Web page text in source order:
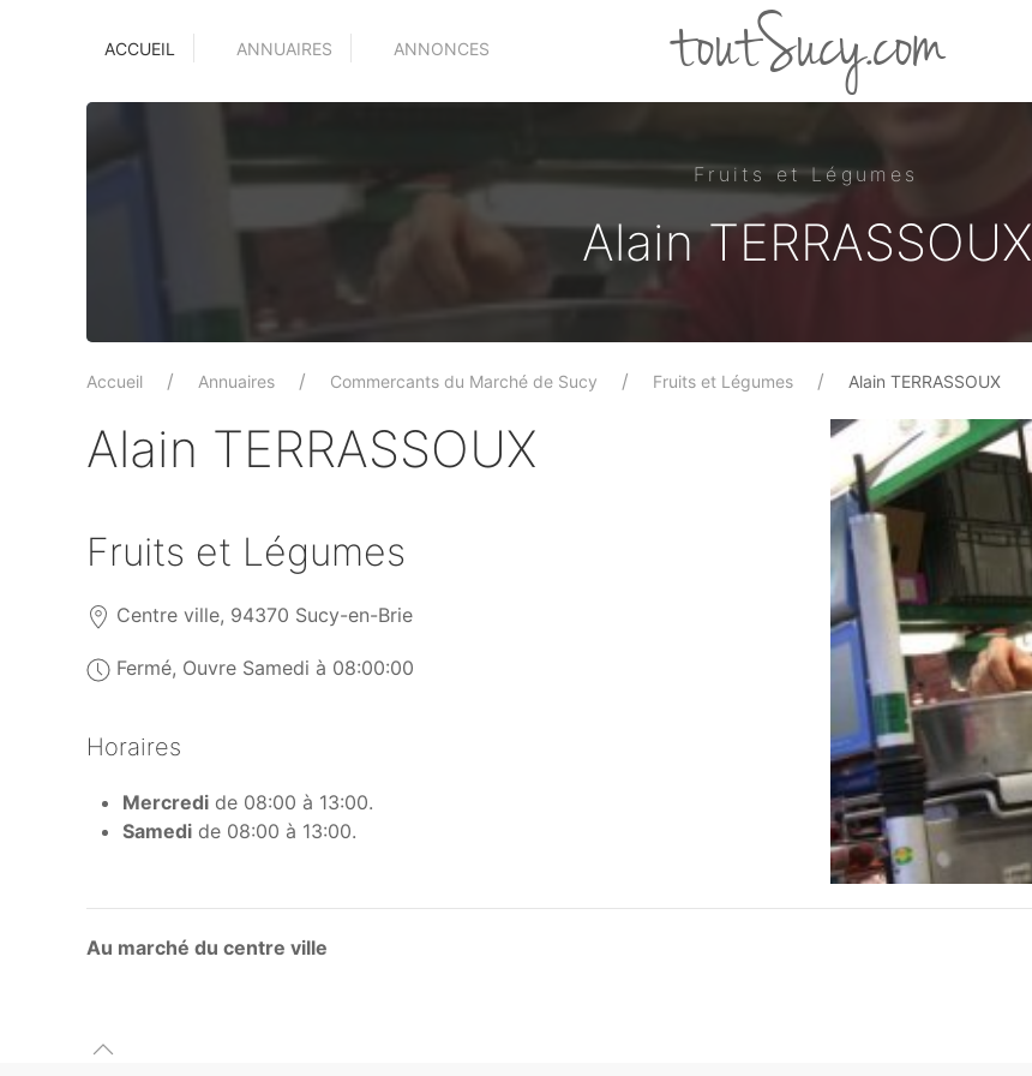
ACCUEIL ANNUAIRES ANNONCES toutSucy.com
Fruits et Légumes
Alain TERRASSOUX
Accueil Annuaires Commercants du Marché de Sucy Fruits et Légumes Alain TERRASSOUX
Alain TERRASSOUX
Fruits et Légumes
Centre ville, 94370 Sucy-en-Brie
Fermé, Ouvre Samedi à 08:00:00
Horaires
Mercredi de 08:00 à 13:00.
Samedi de 08:00 à 13:00.
Au marché du centre ville